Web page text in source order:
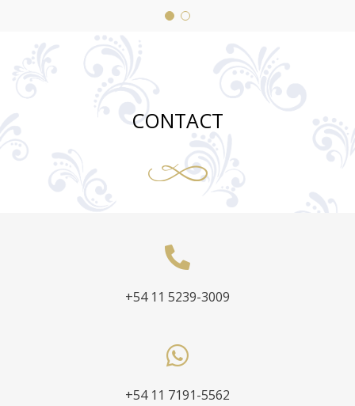
CONTACT
+54 11 5239-3009
+54 11 7191-5562